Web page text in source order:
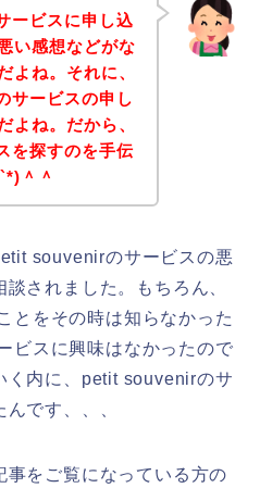
ビスに申し込
い感想などがな
よね。それに、
ービスの申し
よね。だから、
を探すのを手伝
＾＾
souvenirのサービスの悪
されました。もちろん、
とをその時は知らなかった
ビスに興味はなかったので
く内に、petit souvenirのサ
です、、、
事をご覧になっている方の